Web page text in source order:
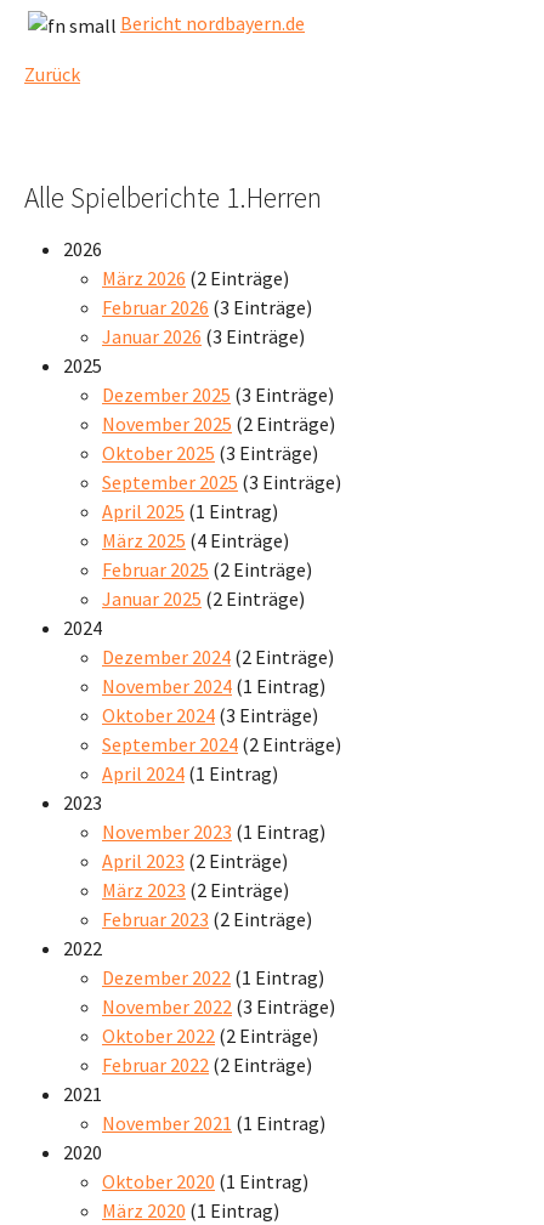
Bericht nordbayern.de
Zurück
Alle Spielberichte 1.Herren
2026
März 2026 (2 Einträge)
Februar 2026 (3 Einträge)
Januar 2026 (3 Einträge)
2025
Dezember 2025 (3 Einträge)
November 2025 (2 Einträge)
Oktober 2025 (3 Einträge)
September 2025 (3 Einträge)
April 2025 (1 Eintrag)
März 2025 (4 Einträge)
Februar 2025 (2 Einträge)
Januar 2025 (2 Einträge)
2024
Dezember 2024 (2 Einträge)
November 2024 (1 Eintrag)
Oktober 2024 (3 Einträge)
September 2024 (2 Einträge)
April 2024 (1 Eintrag)
2023
November 2023 (1 Eintrag)
April 2023 (2 Einträge)
März 2023 (2 Einträge)
Februar 2023 (2 Einträge)
2022
Dezember 2022 (1 Eintrag)
November 2022 (3 Einträge)
Oktober 2022 (2 Einträge)
Februar 2022 (2 Einträge)
2021
November 2021 (1 Eintrag)
2020
Oktober 2020 (1 Eintrag)
März 2020 (1 Eintrag)